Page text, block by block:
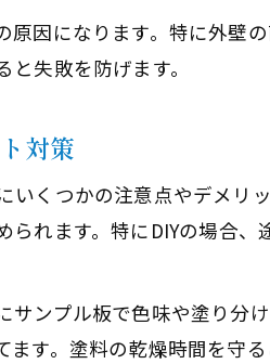
メンテナンスサイクルを
レンガ調塗装の劣化を防
因になります。特に外壁
失敗を防げます。
対策
いくつかの注意点やデメ
れます。特にDIYの場合
ンプル板で色味や塗り分
す。塗料の乾燥時間を守